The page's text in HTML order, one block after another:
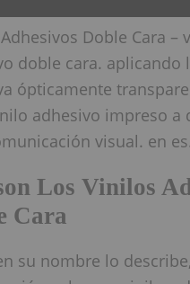
Doble Cara –
doble cara. aplicando
ópticamente
adhesivo impreso a
visual. en
Los Vinilos
Cara
su nombre lo